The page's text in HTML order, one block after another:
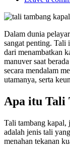
Dalam dunia
sangat penting. Tali
dari menambatkan
manuver saat
secara mendalam
utamanya, serta
Apa itu Tali
Tali tambang kapal,
adalah jenis tali
menahan tekanan